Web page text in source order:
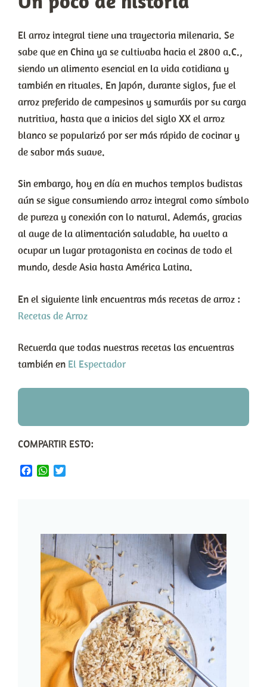
El arroz integral tiene una trayectoria milenaria. Se
sabe que en China ya se cultivaba hacia el 2800 a.C.,
siendo un alimento esencial en la vida cotidiana y
también en rituales. En Japón, durante siglos, fue el
arroz preferido de campesinos y samuráis por su carga
nutritiva, hasta que a inicios del siglo XX el arroz
blanco se popularizó por ser más rápido de cocinar y
de sabor más suave.
Sin embargo, hoy en día en muchos templos budistas
aún se sigue consumiendo arroz integral como símbolo
de pureza y conexión con lo natural. Además, gracias
al auge de la alimentación saludable, ha vuelto a
ocupar un lugar protagonista en cocinas de todo el
mundo, desde Asia hasta América Latina.
En el siguiente link encuentras más recetas de arroz :
Recetas de Arroz
Recuerda que todas nuestras recetas las encuentras
también en El Espectador
COMPARTIR ESTO: